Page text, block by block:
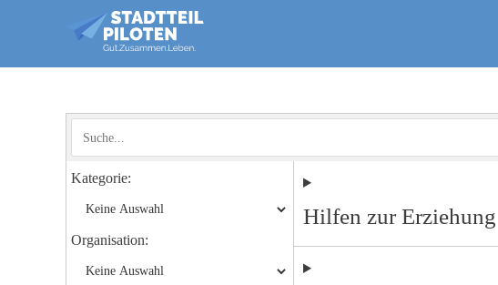
Kategorie:
Organisation:
Hilfen zur Erziehung